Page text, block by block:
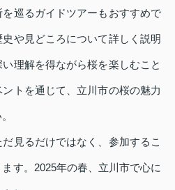
巡るガイドツアーもおすすめで
や見どころについて詳しく説明
理解を得ながら桜を楽しむこと
トを通じて、立川市の桜の魅力
見るだけではなく、参加するこ
す。2025年の春、立川市で心に